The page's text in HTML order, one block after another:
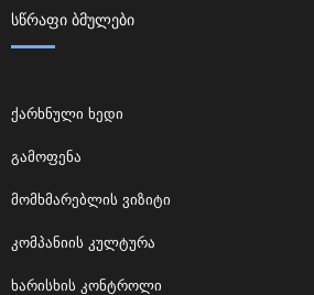
ᲡᲬᲠᲐᲤᲘ ᲑᲛᲣᲚᲔᲑᲘ
ქარხნული ხედი
გამოფენა
მომხმარებლის ვიზიტი
კომპანიის კულტურა
ხარისხის კონტროლი